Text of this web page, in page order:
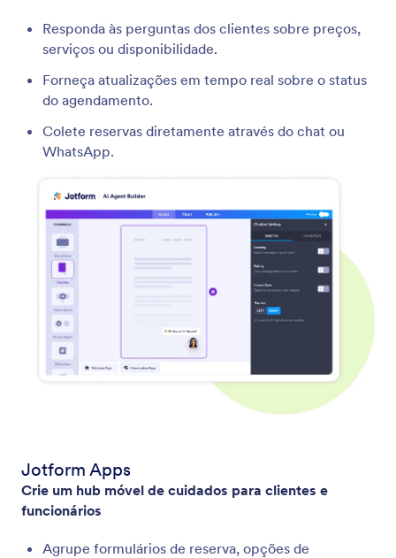
Responda às perguntas dos clientes sobre preços,
serviços ou disponibilidade.
Forneça atualizações em tempo real sobre o status
do agendamento.
Colete reservas diretamente através do chat ou
WhatsApp.
Jotform Apps
Crie um hub móvel de cuidados para clientes e
funcionários
Agrupe formulários de reserva, opções de